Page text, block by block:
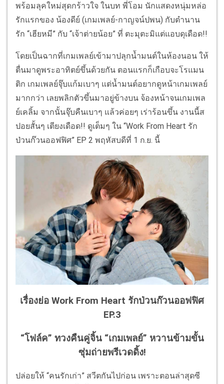
พร้อมลุคใหม่สุดกร้าวใจ ในบท พี่โอม นักแสดงหนุ่มหล่อ
รักแรกของ น้องดีย์ (เกมเพลย์-กาญจน์ปพน) กับตำนาน
รัก “เฮียหมี” กับ “เจ้าต่ายน้อย” ที่ ตะมุตะมิแต่แอบดุเดือด!!
โดยเป็นฉากที่เกมเพลย์เข้ามาปลุกน้ำมนต์ในห้องนอน ให้
ตื่นมาดูพระอาทิตย์ขึ้นด้วยกัน ตอนแรกก็เกือบจะโรแมน
ติก เกมเพลย์จุ๊บแก้มเบาๆ แต่น้ำมนต์อยากดูหน้าเกมเพลย์
มากกว่า เลยพลิกตัวขึ้นมาอยู่ข้างบน จ้องหน้าจนเกมเพล
ย์เคลิ้ม จากนั้นจุ๊บคืนเบาๆ แล้วค่อยๆ เร่าร้อนขึ้น งานนี้ส
ปอยสั้นๆ เตียงเดือด!! ดูเต็มๆ ใน “Work From Heart รัก
ป่วนก๊วนออฟฟิศ” EP 2 พฤหัสบดีที่ 1 ก.ย. นี้
เรื่องย่อ Work From Heart รักป่วนก๊วนออฟฟิศ
EP.3
“โฟล์ค” ทวงคืนคู่จิ้น “เกมเพลย์” หวานข้ามขั้น
ซุ่มถ่ายพรีเวดดิ้ง!
ปล่อยให้ “คนรักเก่า” สวีตกันไปก่อน เพราะตอนล่าสุดซี